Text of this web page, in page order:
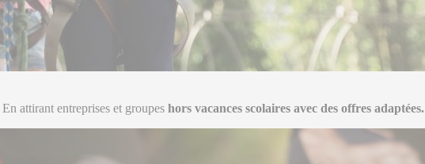
En attirant entreprises et groupes hors vacances scolaires avec des offres adaptées.